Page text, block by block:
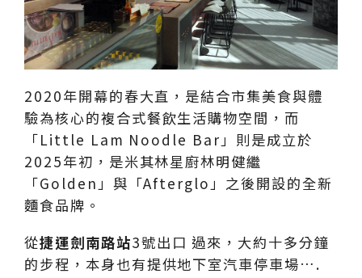
2020年開幕的春大直，是結合市集美食與體
驗為核心的複合式餐飲生活購物空間，而
「Little Lam Noodle Bar」則是成立於
2025年初，是米其林星廚林明健繼
「Golden」與「Afterglo」之後開設的全新
麵食品牌。
從捷運劍南路站3號出口 過來，大約十多分鐘
的步程，本身也有提供地下室汽車停車場….